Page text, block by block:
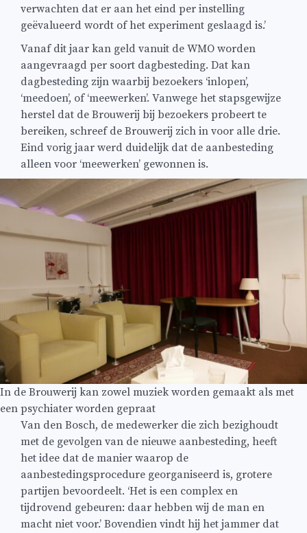
verwachten dat er aan het eind per instelling
geëvalueerd wordt of het experiment geslaagd is.’
Vanaf dit jaar kan geld vanuit de WMO worden
aangevraagd per soort dagbesteding. Dat kan
dagbesteding zijn waarbij bezoekers ‘inlopen’,
‘meedoen’, of ‘meewerken’. Vanwege het stapsgewijze
herstel dat de Brouwerij bij bezoekers probeert te
bereiken, schreef de Brouwerij zich in voor alle drie.
Eind vorig jaar werd duidelijk dat de aanbesteding
alleen voor ‘meewerken’ gewonnen is.
In de Brouwerij kan zowel muziek worden gemaakt als met
een psychiater worden gepraat
Van den Bosch, de medewerker die zich bezighoudt
met de gevolgen van de nieuwe aanbesteding, heeft
het idee dat de manier waarop de
aanbestedingsprocedure georganiseerd is, grotere
partijen bevoordeelt. ‘Het is een complex en
tijdrovend gebeuren: daar hebben wij de man en
macht niet voor.’ Bovendien vindt hij het jammer dat